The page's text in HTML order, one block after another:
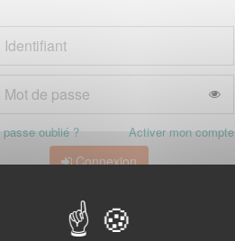
passe oublié ? Activer mon compte
Connexion